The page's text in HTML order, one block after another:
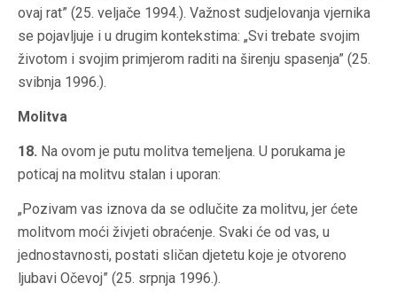
ovaj rat” (25. veljače 1994.). Važnost sudjelovanja vjernika
se pojavljuje i u drugim kontekstima: „Svi trebate svojim
životom i svojim primjerom raditi na širenju spasenja” (25.
svibnja 1996.).
Molitva
18. Na ovom je putu molitva temeljena. U porukama je
poticaj na molitvu stalan i uporan:
„Pozivam vas iznova da se odlučite za molitvu, jer ćete
molitvom moći živjeti obraćenje. Svaki će od vas, u
jednostavnosti, postati sličan djetetu koje je otvoreno
ljubavi Očevoj” (25. srpnja 1996.).